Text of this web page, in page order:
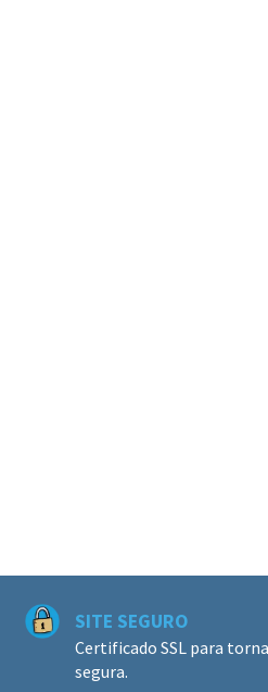
SITE SEGURO
Certificado SSL para
segura.